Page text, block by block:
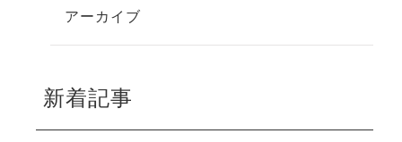
アーカイブ
新着記事